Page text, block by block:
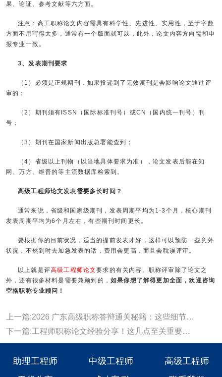
果、论证、参考文献等六方面。
注意：高工职称论文内容需具有科学性、先进性、实用性，至于字数
方面不用写得太多，通常有一个版面就可以，此外，论文内容方向需和申
报专业一致。
3、发表期刊要求
（1）必须是正规期刊，如果投递到了无效期刊是会影响论文通过评
审的；
（2）期刊须有ISSN（国际标准刊号）或CN（国内统一刊号）刊
号；
（3）期刊在国家新闻出版总署能查到；
（4）省级以上刊物（以当地具体要求为准），论文发表后能在知
网、万方、维普的等主流数据库检索到。
高级工程师论文发表需要多长时间？
通常来说，省级和国家级期刊，发表周期平均为1-3个月，核心期刊
发表周期平均为6个月左右，有些期刊时间更长。
要根据你的目前状况，适当的提前发表才好，这样可以预防一些意外
状况，不然到时去加急发表的话，费用会更高，而且会耽误评审。
以上就是评高级工程师论文要求的有关内容。职称评审除了论文之
外，还有很多材料是需要兼顾到的，如果你想了解得更加全面，欢迎咨询
空格职称专业顾问！
上一篇:2026 广东高级职称答辩通关秘籍：这些细节直接定成败
下一篇:工程师职称论文经验分享！这几点至关重要！一定要注意了！
助理工程师 中级工程师
高级工程师